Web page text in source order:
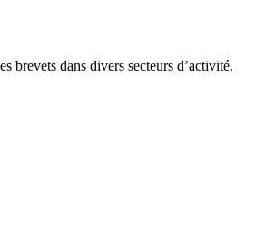
brevets dans divers secteurs d’activité.